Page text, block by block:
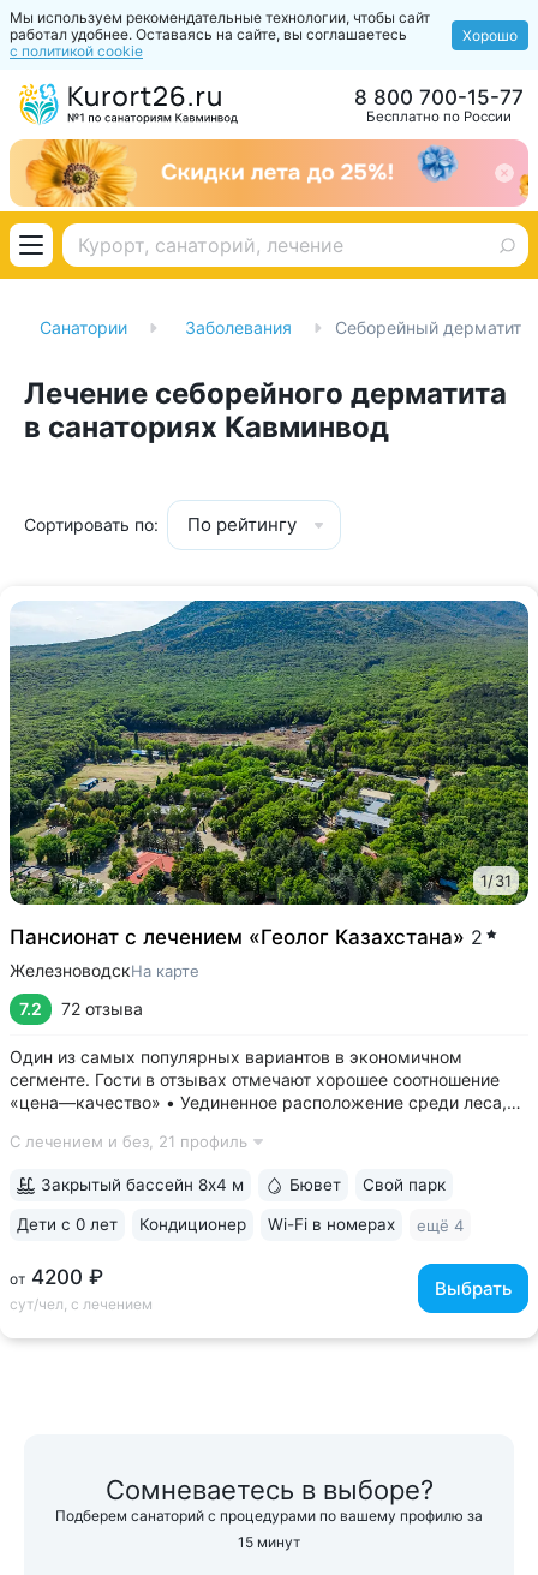
Мы используем рекомендательные технологии, чтобы сайт
работал удобнее. Оставаясь на сайте, вы соглашаетесь
с политикой cookie
Хорошо
Бесплатно по России
8 800 700-15-77
Санатории Заболевания Себорейный дерматит
Лечение себорейного дерматита
в санаториях Кавминвод
Сортировать по: По рейтингу
1/31
Пансионат с лечением «Геолог Казахстана» 2
ЖелезноводскНа карте
7.2 72 отзыва
Один из самых популярных вариантов в экономичном
сегменте. Гости в отзывах отмечают хорошее соотношение
«цена—качество» • Уединенное расположение среди леса,
заповедника 6 га с цветущими деревьями, беседками,
С лечением и без, 21 профиль
от 4200 ₽
сут/чел, с лечением
Выбрать
Закрытый бассейн 8х4 м Бювет Свой парк
Дети с 0 лет Кондиционер Wi-Fi в номерах ещё 4
Сомневаетесь в выборе?
Подберем санаторий с процедурами по вашему профилю за
15 минут